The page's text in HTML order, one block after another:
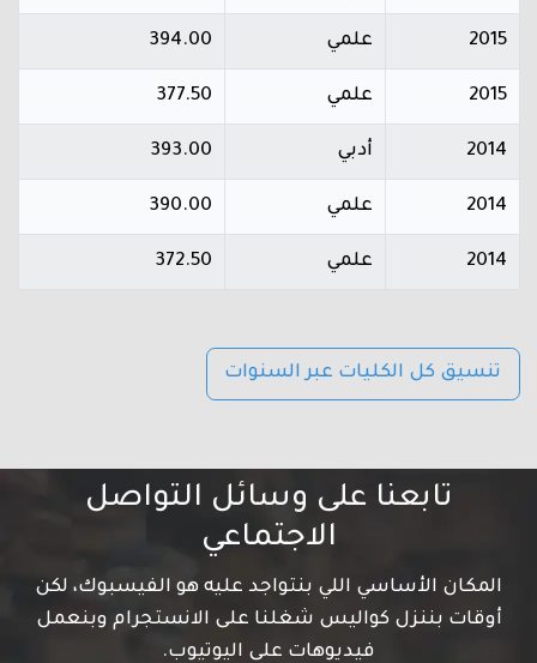
2015 علمي 394.00
2015 علمي 377.50
2014 أدبي 393.00
2014 علمي 390.00
2014 علمي 372.50
تنسيق كل الكليات عبر السنوات
تابعنا على وسائل التواصل
الاجتماعي
المكان الأساسي اللي بنتواجد عليه هو الفيسبوك، لكن
أوقات بننزل كواليس شغلنا على الانستجرام وبنعمل
فيديوهات على اليوتيوب.